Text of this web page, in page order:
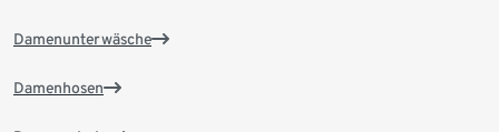
Damenunterwäsche
Damenhosen